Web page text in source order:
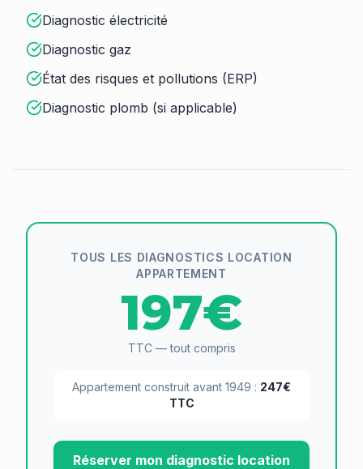
Diagnostic électricité
Diagnostic gaz
État des risques et pollutions (ERP)
Diagnostic plomb (si applicable)
TOUS LES DIAGNOSTICS LOCATION
APPARTEMENT
197€
TTC — tout compris
Appartement construit avant 1949 : 247€
TTC
Réserver mon diagnostic location